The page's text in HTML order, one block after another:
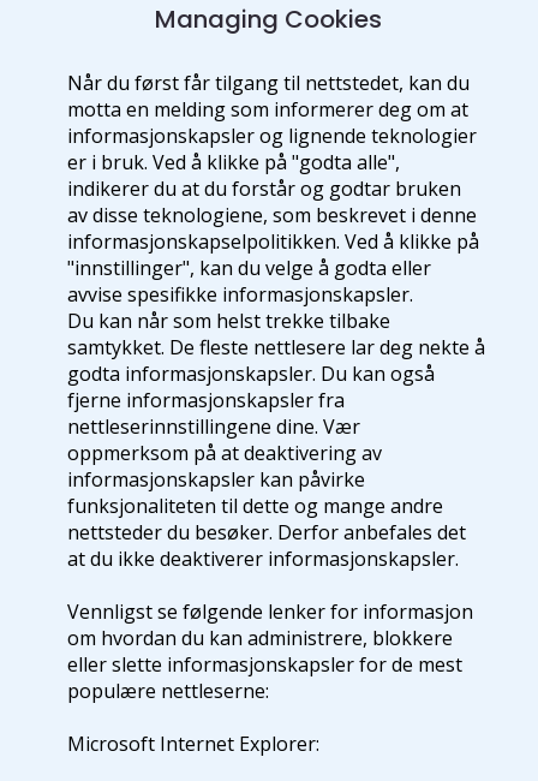
Managing Cookies
Når du først får tilgang til nettstedet, kan du
motta en melding som informerer deg om at
informasjonskapsler og lignende teknologier
er i bruk. Ved å klikke på "godta alle",
indikerer du at du forstår og godtar bruken
av disse teknologiene, som beskrevet i denne
informasjonskapselpolitikken. Ved å klikke på
"innstillinger", kan du velge å godta eller
avvise spesifikke informasjonskapsler.
Du kan når som helst trekke tilbake
samtykket. De fleste nettlesere lar deg nekte å
godta informasjonskapsler. Du kan også
fjerne informasjonskapsler fra
nettleserinnstillingene dine. Vær
oppmerksom på at deaktivering av
informasjonskapsler kan påvirke
funksjonaliteten til dette og mange andre
nettsteder du besøker. Derfor anbefales det
at du ikke deaktiverer informasjonskapsler.
Vennligst se følgende lenker for informasjon
om hvordan du kan administrere, blokkere
eller slette informasjonskapsler for de mest
populære nettleserne:
Microsoft Internet Explorer: